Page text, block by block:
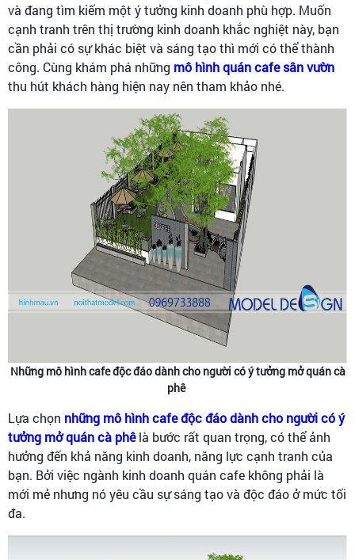
và đang tìm kiếm một ý tưởng kinh doanh phù hợp. Muốn
cạnh tranh trên thị trường kinh doanh khắc nghiệt này, bạn
cần phải có sự khác biệt và sáng tạo thì mới có thể thành
công. Cùng khám phá những mô hình quán cafe sân vườn
thu hút khách hàng hiện nay nên tham khảo nhé.
Những mô hình cafe độc đáo dành cho người có ý tưởng mở quán cà
phê
Lựa chọn những mô hình cafe độc đáo dành cho người có ý
tưởng mở quán cà phêlà bước rất quan trọng, có thể ảnh
hưởng đến khả năng kinh doanh, năng lực cạnh tranh của
bạn. Bởi việc ngành kinh doanh quán cafe không phải là
mới mẻ nhưng nó yêu cầu sự sáng tạo và độc đáo ở mức tối
đa.